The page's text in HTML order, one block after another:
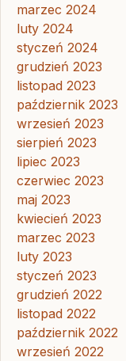
marzec 2024
luty 2024
styczeń 2024
grudzień 2023
listopad 2023
październik 2023
wrzesień 2023
sierpień 2023
lipiec 2023
czerwiec 2023
maj 2023
kwiecień 2023
marzec 2023
luty 2023
styczeń 2023
grudzień 2022
listopad 2022
październik 2022
wrzesień 2022